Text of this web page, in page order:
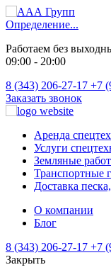
Определение...
Работаем без
09:00 - 20:00
8 (343) 206-27-17 +7
Заказать звонок
Аренда
Услуги
Земляные
Транспортные
Доставка
О компании
Блог
8 (343) 206-27-17 +7
Закрыть